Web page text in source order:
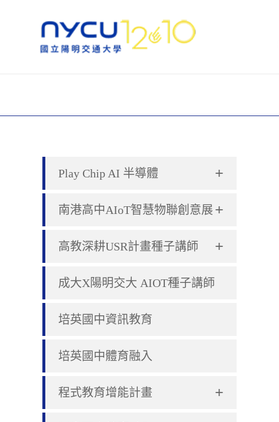
+
Play Chip AI 半導體
+
南港高中AIoT智慧物聯創意展
+
高教深耕USR計畫種子講師
成大X陽明交大 AIOT種子講師
培英國中資訊教育
培英國中體育融入
+
程式教育增能計畫